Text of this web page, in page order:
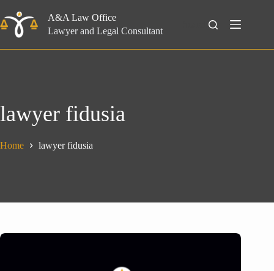
to
content
A&A Law Office
Lawyer and Legal Consultant
Search
lawyer fidusia
Home lawyer fidusia